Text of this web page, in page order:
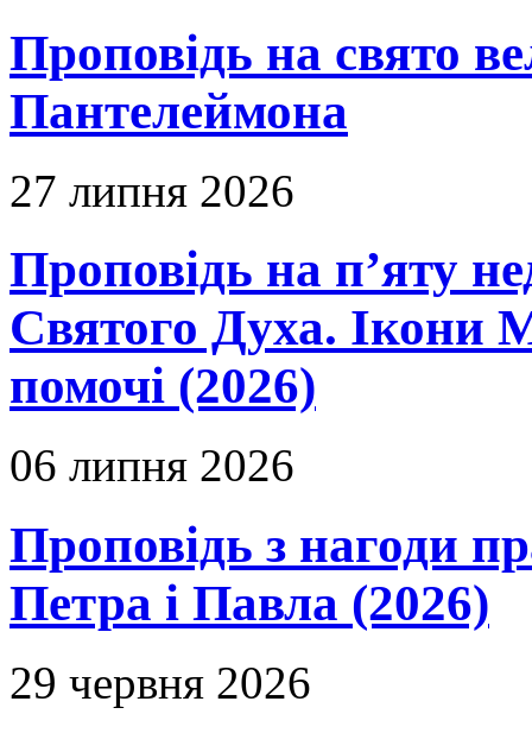
Проповідь на свято
Пантелеймона
27 липня 2026
Проповідь на п’яту
Святого Духа. Ікони
помочі (2026)
06 липня 2026
Проповідь з нагоди
Петра і Павла (2026)
29 червня 2026